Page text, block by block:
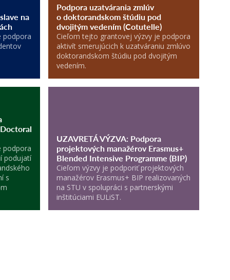
na
podpora
Podpora uzatvárania zmlúv
o doktorandskom štúdiu pod
dvojitým vedením (Cotutelle)
Cieľom tejto grantovej výzvy je podpora
aktivít smerujúcich k uzatváraniu zmlúvo
doktorandskom štúdiu pod dvojitým
vedením.
podpora
podujatí
s
UZAVRETÁ VÝZVA: Podpora
projektových manažérov Erasmus+
Blended Intensive Programme (BIP)
Cieľom výzvy je podporiť projektových
manažérov Erasmus+ BIP realizovaných
na STU v spolupráci s partnerskými
inštitúciami EULiST.